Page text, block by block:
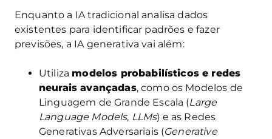
Enquanto a IA tradicional analisa dados
existentes para identificar padrões e fazer
previsões, a IA generativa vai além:
Utiliza modelos probabilísticos e redes
neurais avançadas, como os Modelos de
Linguagem de Grande Escala (Large
Language Models, LLMs) e as Redes
Generativas Adversariais (Generative